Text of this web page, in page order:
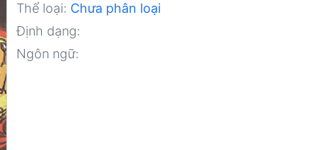
Thể loại: Chưa phân loại
Định dạng:
Ngôn ngữ: